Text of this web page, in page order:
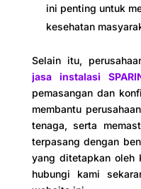
ini penting untuk
kesehatan
Selain itu,
jasa instalasi
pemasangan dan
membantu
tenaga, serta
terpasang dengan
yang ditetapkan oleh
hubungi kami